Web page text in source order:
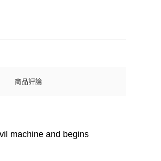
商品評論
machine and begins